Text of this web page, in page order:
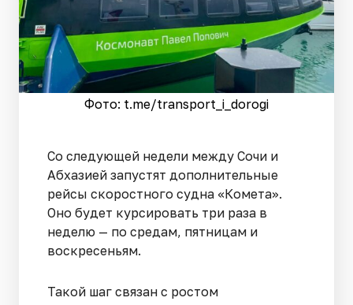
Фото: t.me/transport_i_dorogi
Со следующей недели между Сочи и
Абхазией запустят дополнительные
рейсы скоростного судна «Комета».
Оно будет курсировать три раза в
неделю — по средам, пятницам и
воскресеньям.
Такой шаг связан с ростом